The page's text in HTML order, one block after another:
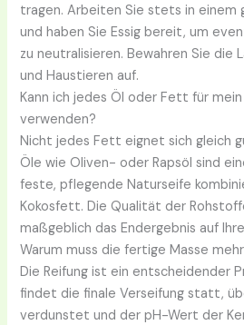
tragen. Arbeiten Sie stets in
und haben Sie Essig bereit, um
zu neutralisieren. Bewahren Sie die
und Haustieren auf.
Kann ich jedes Öl oder Fett für
verwenden?
Nicht jedes Fett eignet sich gleich
Öle wie Oliven- oder Rapsöl sind
feste, pflegende Naturseife
Kokosfett. Die Qualität der
maßgeblich das Endergebnis auf
Warum muss die fertige Masse
Die Reifung ist ein entscheidender
findet die finale Verseifung statt,
verdunstet und der pH-Wert der